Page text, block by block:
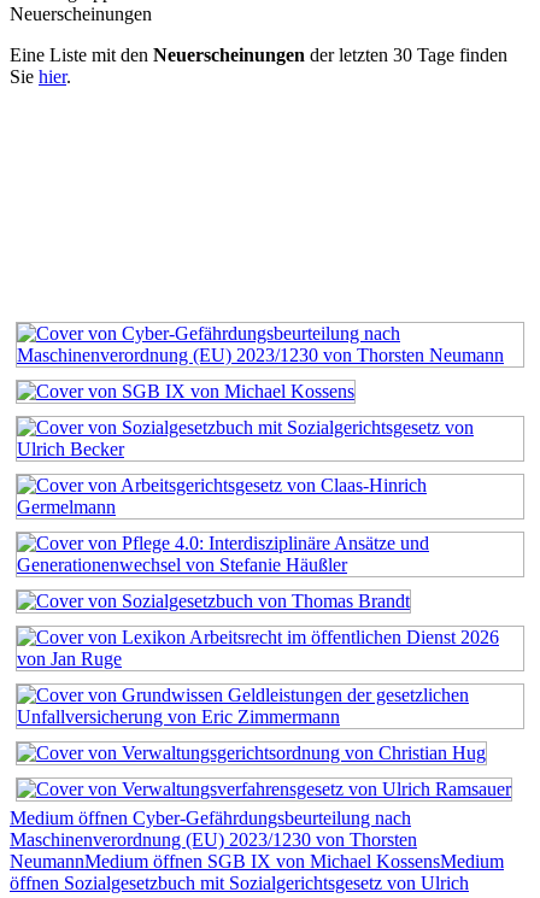
Neuerscheinungen
Eine Liste mit den Neuerscheinungen der letzten 30 Tage finden
Sie hier.
Medium öffnen Cyber-Gefährdungsbeurteilung nach
Maschinenverordnung (EU) 2023/1230 von Thorsten
NeumannMedium öffnen SGB IX von Michael KossensMedium
öffnen Sozialgesetzbuch mit Sozialgerichtsgesetz von Ulrich